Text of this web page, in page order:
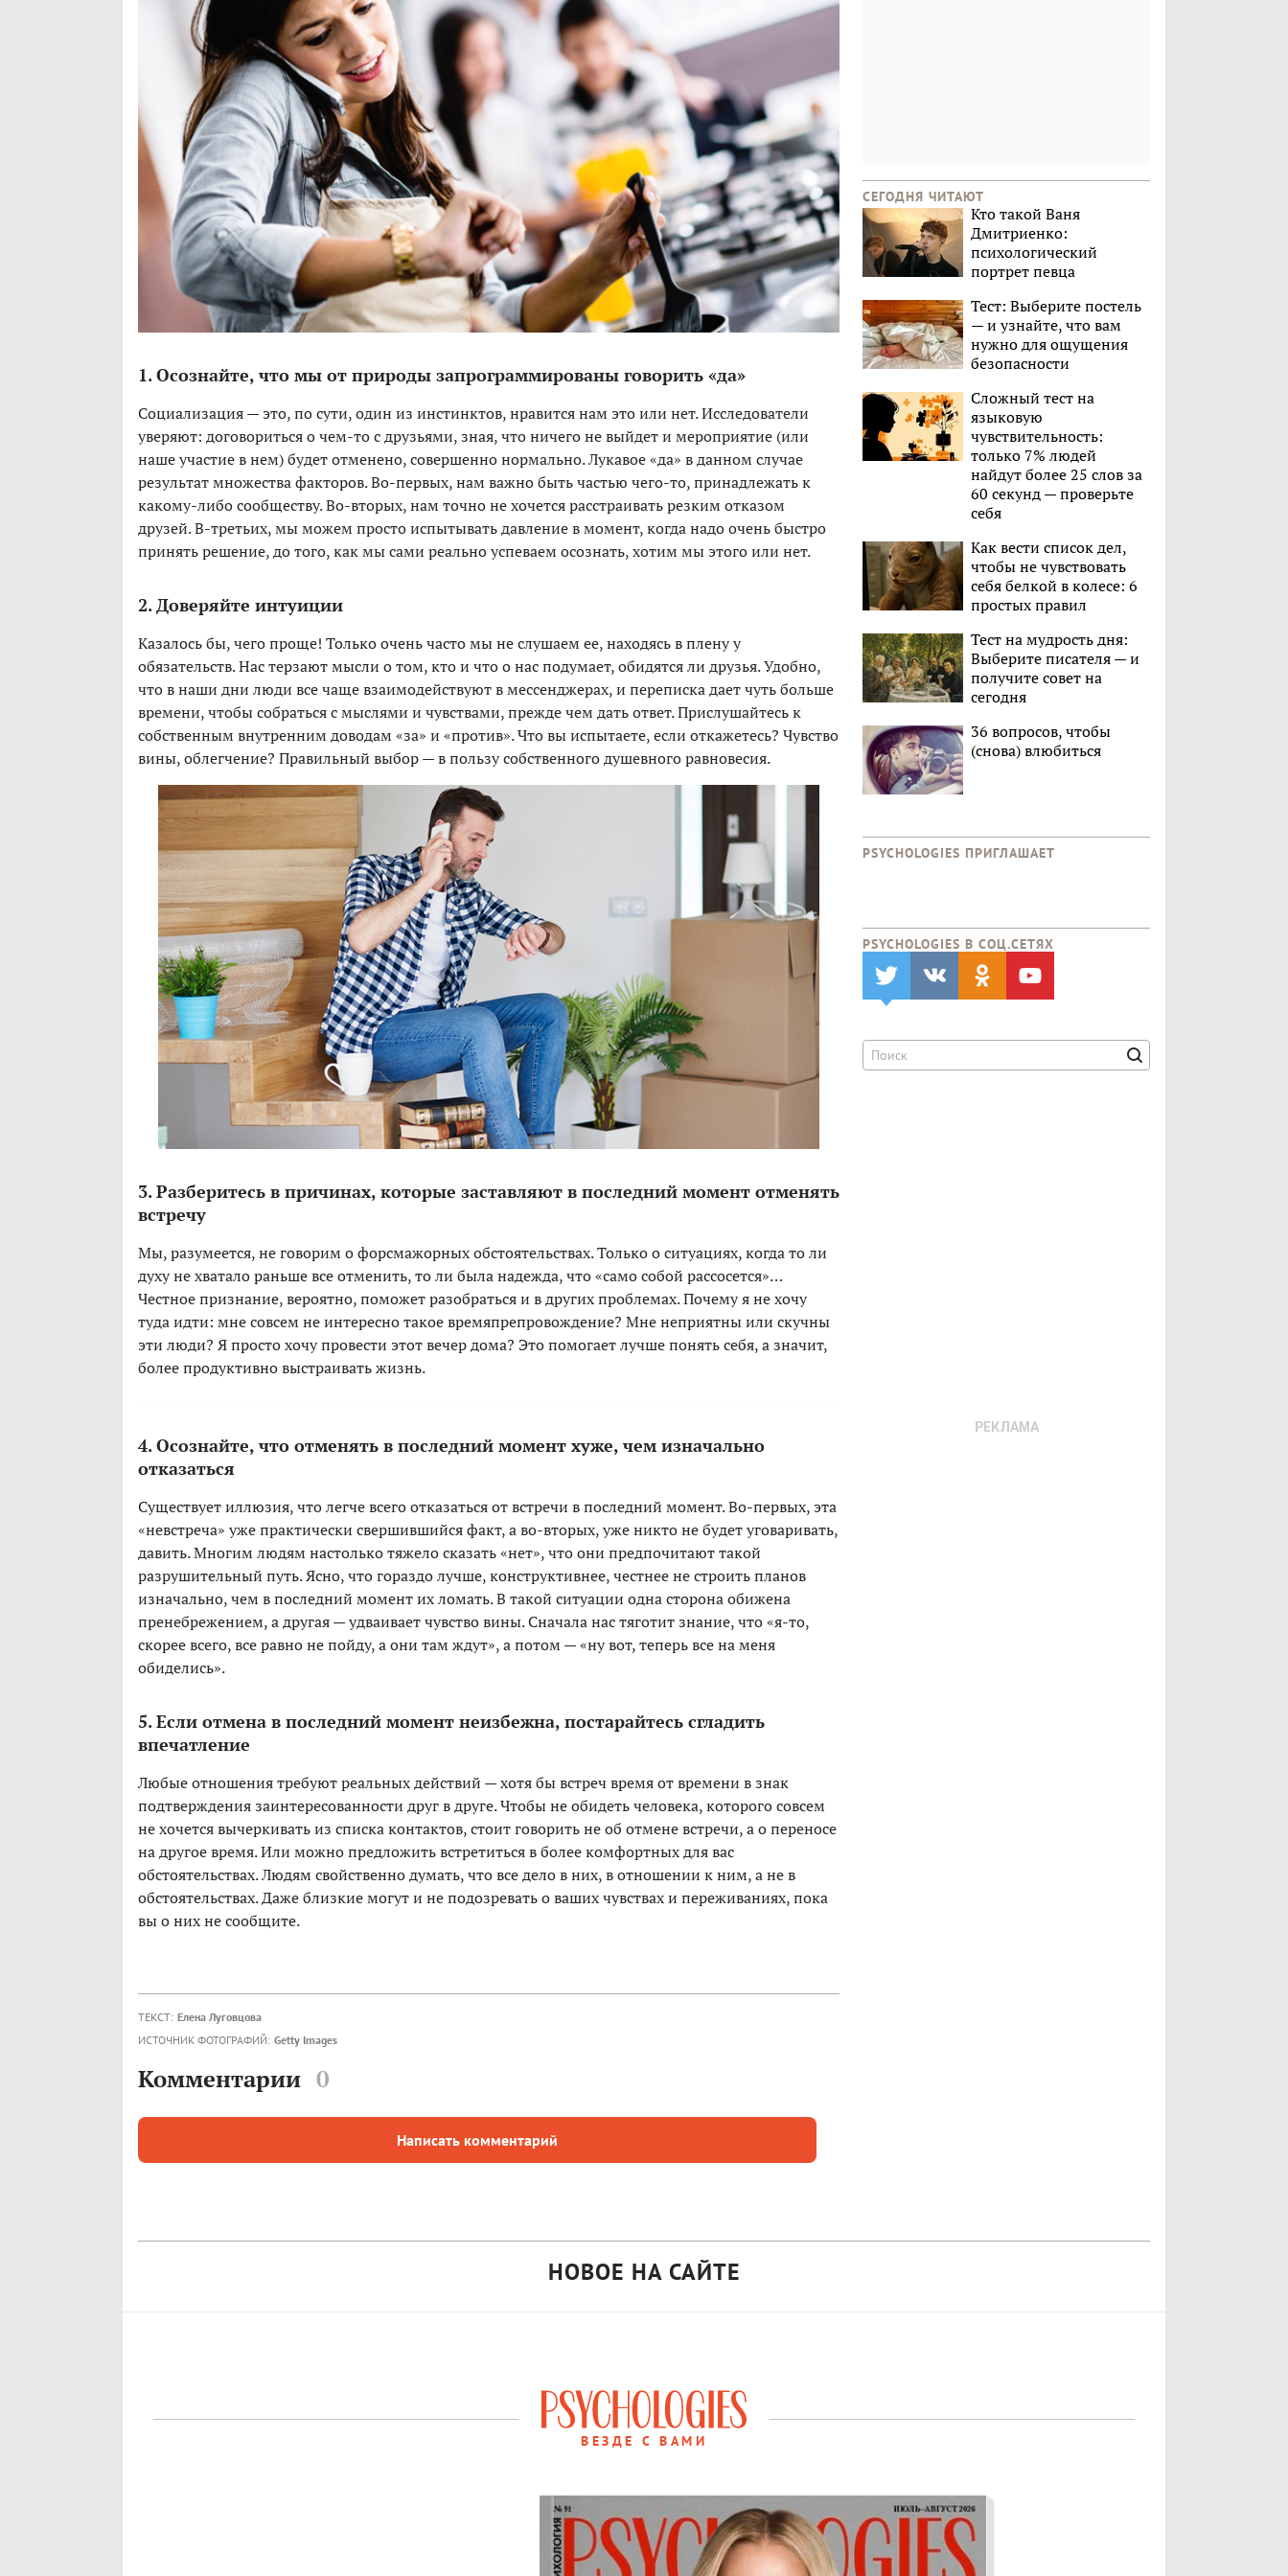
1. Осознайте, что мы от природы запрограммированы говорить «да»
Социализация — это, по сути, один из инстинктов, нравится нам это или нет. Исследователи
уверяют: договориться о чем-то с друзьями, зная, что ничего не выйдет и мероприятие (или
наше участие в нем) будет отменено, совершенно нормально. Лукавое «да» в данном случае
результат множества факторов. Во-первых, нам важно быть частью чего-то, принадлежать к
какому-либо сообществу. Во-вторых, нам точно не хочется расстраивать резким отказом
друзей. В-третьих, мы можем просто испытывать давление в момент, когда надо очень быстро
принять решение, до того, как мы сами реально успеваем осознать, хотим мы этого или нет.
2. Доверяйте интуиции
Казалось бы, чего проще! Только очень часто мы не слушаем ее, находясь в плену у
обязательств. Нас терзают мысли о том, кто и что о нас подумает, обидятся ли друзья. Удобно,
что в наши дни люди все чаще взаимодействуют в мессенджерах, и переписка дает чуть больше
времени, чтобы собраться с мыслями и чувствами, прежде чем дать ответ. Прислушайтесь к
собственным внутренним доводам «за» и «против». Что вы испытаете, если откажетесь? Чувство
вины, облегчение? Правильный выбор — в пользу собственного душевного равновесия.
3. Разберитесь в причинах, которые заставляют в последний момент отменять
встречу
Мы, разумеется, не говорим о форсмажорных обстоятельствах. Только о ситуациях, когда то ли
духу не хватало раньше все отменить, то ли была надежда, что «само собой рассосется»…
Честное признание, вероятно, поможет разобраться и в других проблемах. Почему я не хочу
туда идти: мне совсем не интересно такое времяпрепровождение? Мне неприятны или скучны
эти люди? Я просто хочу провести этот вечер дома? Это помогает лучше понять себя, а значит,
более продуктивно выстраивать жизнь.
4. Осознайте, что отменять в последний момент хуже, чем изначально
отказаться
Существует иллюзия, что легче всего отказаться от встречи в последний момент. Во-первых, эта
«невстреча» уже практически свершившийся факт, а во-вторых, уже никто не будет уговаривать,
давить. Многим людям настолько тяжело сказать «нет», что они предпочитают такой
разрушительный путь. Ясно, что гораздо лучше, конструктивнее, честнее не строить планов
изначально, чем в последний момент их ломать. В такой ситуации одна сторона обижена
пренебрежением, а другая — удваивает чувство вины. Сначала нас тяготит знание, что «я-то,
скорее всего, все равно не пойду, а они там ждут», а потом — «ну вот, теперь все на меня
обиделись».
5. Если отмена в последний момент неизбежна, постарайтесь сгладить
впечатление
Любые отношения требуют реальных действий — хотя бы встреч время от времени в знак
подтверждения заинтересованности друг в друге. Чтобы не обидеть человека, которого совсем
не хочется вычеркивать из списка контактов, стоит говорить не об отмене встречи, а о переносе
на другое время. Или можно предложить встретиться в более комфортных для вас
обстоятельствах. Людям свойственно думать, что все дело в них, в отношении к ним, а не в
обстоятельствах. Даже близкие могут и не подозревать о ваших чувствах и переживаниях, пока
вы о них не сообщите.
ТЕКСТ: Елена Луговцова
ИСТОЧНИК ФОТОГРАФИЙ: Getty Images
Комментарии 0
Написать комментарий
СЕГОДНЯ ЧИТАЮТ
Кто такой Ваня
Дмитриенко:
психологический
портрет певца
Тест: Выберите постель
— и узнайте, что вам
нужно для ощущения
безопасности
Сложный тест на
языковую
чувствительность:
только 7% людей
найдут более 25 слов за
60 секунд — проверьте
себя
Как вести список дел,
чтобы не чувствовать
себя белкой в колесе: 6
простых правил
Тест на мудрость дня:
Выберите писателя — и
получите совет на
сегодня
36 вопросов, чтобы
(снова) влюбиться
PSYCHOLOGIES ПРИГЛАШАЕТ
PSYCHOLOGIES В CОЦ.СЕТЯХ
НОВОЕ НА САЙТЕ
ВЕЗДЕ С ВАМИ